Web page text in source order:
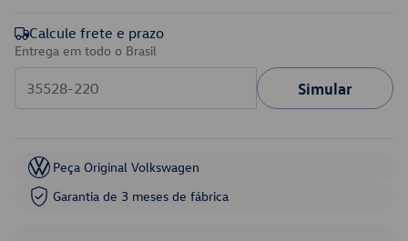
Calcule frete e prazo
Entrega em todo o Brasil
Simular
Peça Original Volkswagen
Garantia de 3 meses de fábrica